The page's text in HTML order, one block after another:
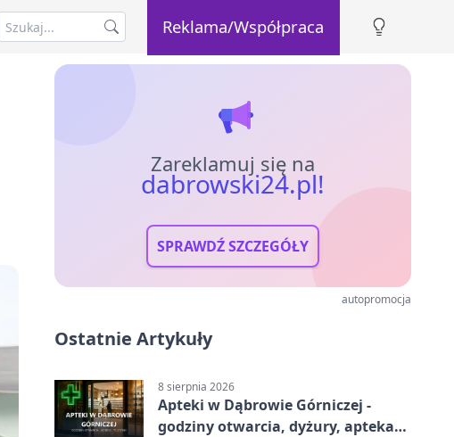
Reklama/Współpraca
Zareklamuj się na
dabrowski24.pl!
SPRAWDŹ SZCZEGÓŁY
autopromocja
Ostatnie Artykuły
8 sierpnia 2026
Apteki w Dąbrowie Górniczej -
godziny otwarcia, dyżury, apteka